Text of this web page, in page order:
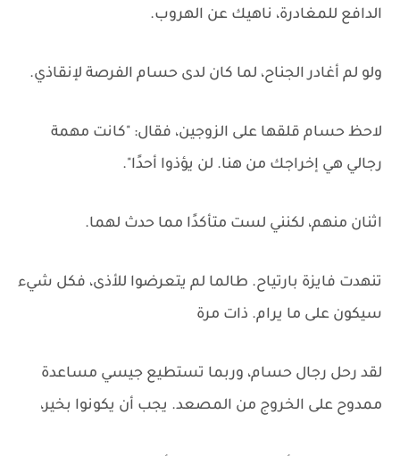
الدافع للمغادرة، ناهيك عن الهروب.
ولو لم أغادر الجناح، لما كان لدى حسام الفرصة لإنقاذي.
لاحظ حسام قلقها على الزوجين، فقال: "كانت مهمة
رجالي هي إخراجك من هنا. لن يؤذوا أحدًا".
اثنان منهم، لكنني لست متأكدًا مما حدث لهما.
تنهدت فايزة بارتياح. طالما لم يتعرضوا للأذى، فكل شيء
سيكون على ما يرام. ذات مرة
لقد رحل رجال حسام، وربما تستطيع جيسي مساعدة
ممدوح على الخروج من المصعد. يجب أن يكونوا بخير،